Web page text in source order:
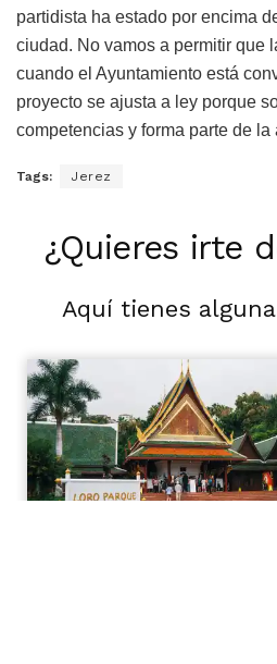
partidista ha estado por encima
ciudad. No vamos a permitir que
cuando el Ayuntamiento está
proyecto se ajusta a ley porque
competencias y forma parte de la
Tags: Jerez
¿Quieres irte
Aquí tienes